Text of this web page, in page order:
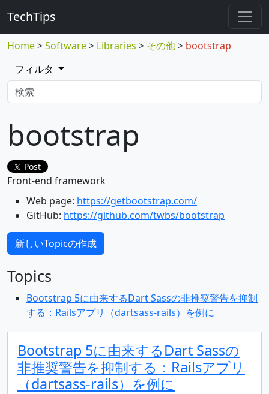
TechTips
Home Software Libraries その他
bootstrap
フィルタ
bootstrap
Post
Front-end framework
Web page: https://getbootstrap.com/
GitHub: https://github.com/twbs/bootstrap
新しいTopicの作成
Topics
Bootstrap 5に由来するDart Sassの非推奨警告を抑制
する：Railsアプリ（dartsass-rails）を例に
Bootstrap 5に由来するDart Sassの
非推奨警告を抑制する：Railsアプリ
（dartsass-rails）を例に